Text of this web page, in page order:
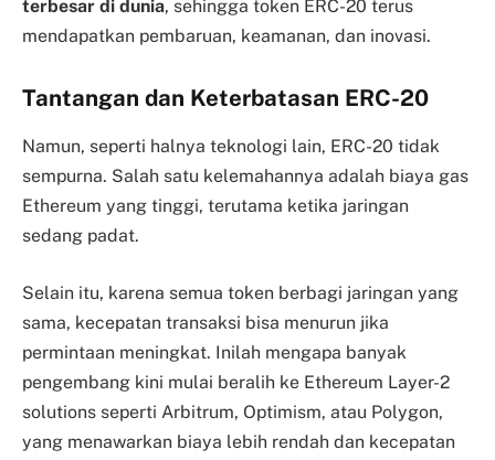
terbesar di dunia, sehingga token ERC-20 terus
mendapatkan pembaruan, keamanan, dan inovasi.
Tantangan dan Keterbatasan ERC-20
Namun, seperti halnya teknologi lain, ERC-20 tidak
sempurna. Salah satu kelemahannya adalah biaya gas
Ethereum yang tinggi, terutama ketika jaringan
sedang padat.
Selain itu, karena semua token berbagi jaringan yang
sama, kecepatan transaksi bisa menurun jika
permintaan meningkat. Inilah mengapa banyak
pengembang kini mulai beralih ke Ethereum Layer-2
solutions seperti Arbitrum, Optimism, atau Polygon,
yang menawarkan biaya lebih rendah dan kecepatan